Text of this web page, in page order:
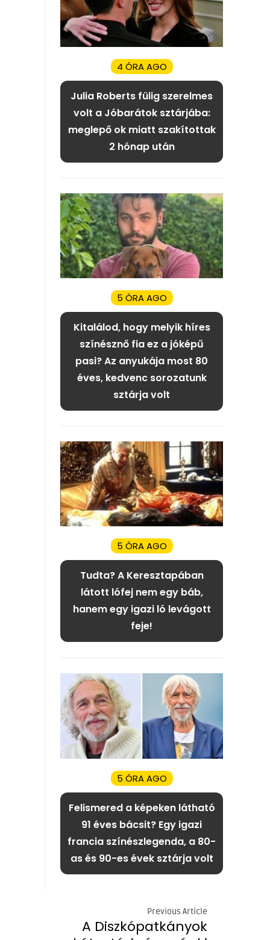
4 ÓRA AGO
Julia Roberts fülig szerelmes
volt a Jóbarátok sztárjába:
meglepő ok miatt szakítottak
2 hónap után
5 ÓRA AGO
Kitalálod, hogy melyik híres
színésznő fia ez a jóképű
pasi? Az anyukája most 80
éves, kedvenc sorozatunk
sztárja volt
5 ÓRA AGO
Tudta? A Keresztapában
látott lófej nem egy báb,
hanem egy igazi ló levágott
feje!
5 ÓRA AGO
Felismered a képeken látható
91 éves bácsit? Egy igazi
francia színészlegenda, a 80-
as és 90-es évek sztárja volt
Previous Article
A Diszkópatkányok